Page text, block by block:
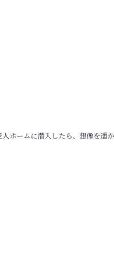
ホームに潜入したら、想像を遥